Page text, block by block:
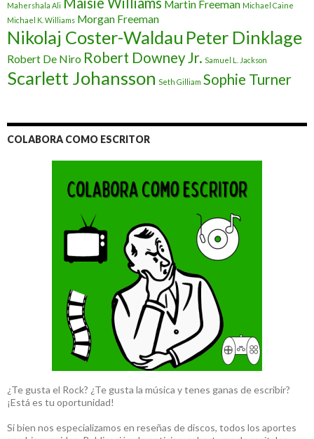
Mahershala Ali Martin Freeman Michael Caine
Michael K. Williams Morgan Freeman
Nikolaj Coster-Waldau Peter Dinklage
Robert De Niro Robert Downey Jr. Samuel L. Jackson
Scarlett Johansson Seth Gilliam Sophie Turner
COLABORA COMO ESCRITOR
¿Te gusta el Rock? ¿Te gusta la música y tenes ganas de escribir?
¡Está es tu oportunidad!
Si bien nos especializamos en reseñas de discos, todos los aportes